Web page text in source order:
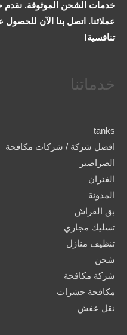
خدمات الشحن الموثوقة. نقدم
عملائنا. اتصل بنا الآن
تنافسية!
خدماتنا
tanks
افضل شركة / شركات مكافحة
الصراصير
الفئران
المدونة
بق الفراش
تسليك مجاري
تنظيف منازل
شحن
شركة مكافحة
مكافحة حشرات
نقل عفش